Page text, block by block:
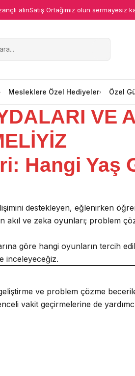
alınSatış Ortağımız olun sermayesiz
Mesleklere Özel Hediyeler Özel
VE
Hangi Yaş
destekleyen, eğlenirken
akıl ve zeka oyunları; problem
göre hangi oyunların tercih
inceleyeceğiz.
ve problem çözme
vakit geçirmelerine de